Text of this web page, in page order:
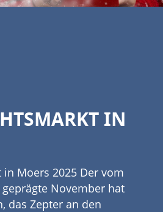
IN
Moers 2025 Der vom
November hat
das Zepter an den